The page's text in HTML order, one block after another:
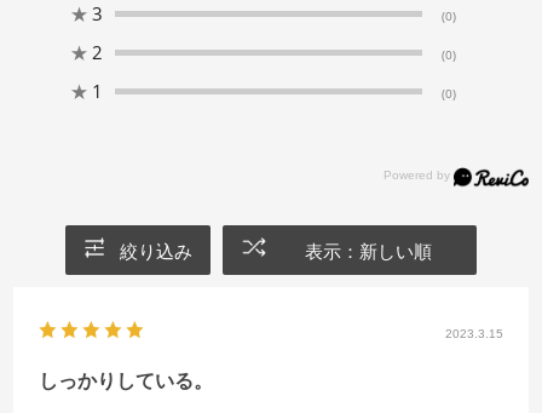
★ 3 (0)
★ 2 (0)
★ 1 (0)
絞り込み 表示：新しい順
2023.3.15
しっかりしている。